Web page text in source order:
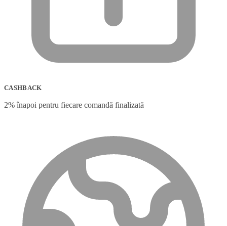
CASHBACK
2% înapoi pentru fiecare comandă finalizată